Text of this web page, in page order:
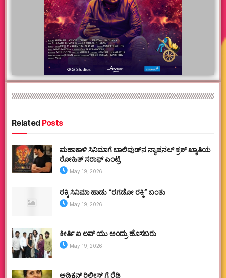
RelatedPosts
ಮಹಾಕಾಳಿ ಸಿನಿಮಾಗೆ ಬಾಲಿವುಡ್‌ನ ನ್ಯಾಷನಲ್ ಕ್ರಶ್ ಖ್ಯಾತಿಯ
ರೋಹಿತ್ ಸರಾಫ್ ಎಂಟ್ರಿ
May 19, 2026
ರಕ್ಕಿ ಸಿನಿಮಾ ಹಾಡು “ರಗಡೋ ರಕ್ಕಿ” ಬಂತು
May 19, 2026
ಕೀರ್ತಿ ಐ ಲವ್ ಯು ಅಂದ್ರು ಹೊಸಬರು
May 19, 2026
ಅಡಿಕ್ಷನ್ ರಿಲೀಸ್ ಗೆ ರೆಡಿ